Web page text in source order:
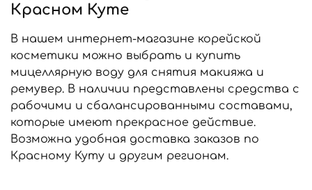
Красном Куте
В нашем интернет-магазине корейской
косметики можно выбрать и купить
мицеллярную воду для снятия макияжа и
ремувер. В наличии представлены средства с
рабочими и сбалансированными составами,
которые имеют прекрасное действие.
Возможна удобная доставка заказов по
Красному Куту и другим регионам.